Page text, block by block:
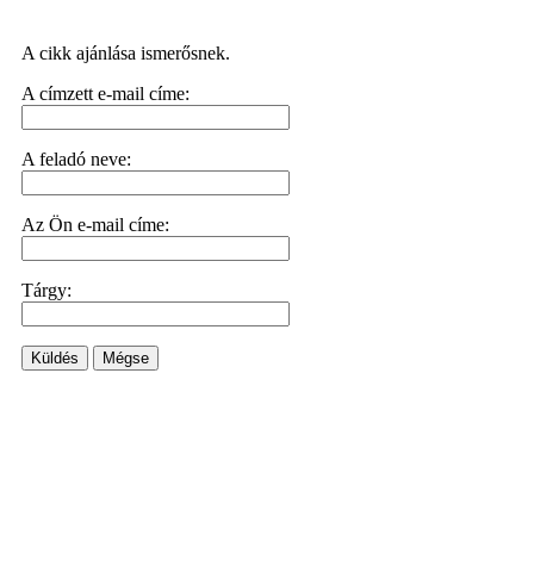
A cikk ajánlása ismerősnek.
A címzett e-mail címe:
A feladó neve:
Az Ön e-mail címe:
Tárgy:
Küldés Mégse